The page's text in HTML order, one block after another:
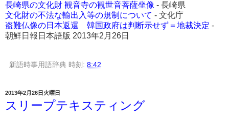
長崎県の文化財 観音寺の観世音菩薩坐像 - 長崎県
文化財の不法な輸出入等の規制について - 文化庁
盗難仏像の日本返還 韓国政府は判断示せず＝地裁決定 -
朝鮮日報日本語版 2013年2月26日
新語時事用語辞典 時刻: 8:42
2013年2月26日火曜日
スリープテキスティング